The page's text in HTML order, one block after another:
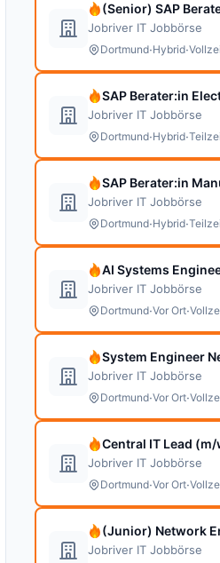
(Senior) SAP
Jobriver IT Jobbörse
Dortmund·Hybrid·
SAP Berater:in
Jobriver IT Jobbörse
Dortmund·Hybrid·
SAP Berater:in
Jobriver IT Jobbörse
Dortmund·Hybrid·
AI Systems
Jobriver IT Jobbörse
Dortmund·Vor Ort·
System Engineer
Jobriver IT Jobbörse
Dortmund·Vor Ort·
Central IT Lead
Jobriver IT Jobbörse
Dortmund·Vor Ort·
(Junior) Network
Jobriver IT Jobbörse